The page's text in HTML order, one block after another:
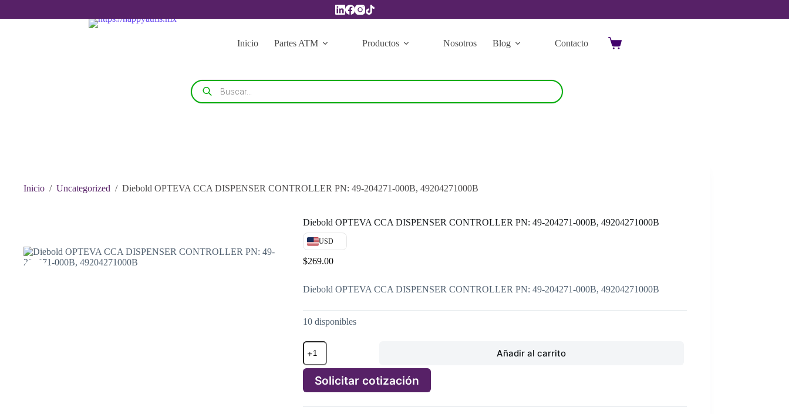
Inicio
Partes ATM Productos Nosotros Blog Contacto
Carro
Búsqueda
de
productos
Inicio / Uncategorized / Diebold OPTEVA CCA DISPENSER CONTROLLER PN: 49-204271-000B, 49204271000B
Diebold OPTEVA CCA DISPENSER CONTROLLER PN: 49-204271-000B, 49204271000B
USD
$269.00
Diebold OPTEVA CCA DISPENSER CONTROLLER PN: 49-204271-000B, 49204271000B
10 disponibles
Diebold
OPTEVA
CCA
DISPENSER
CONTROLLER
PN:
49-
Añadir al carrito
Solicitar cotización
l